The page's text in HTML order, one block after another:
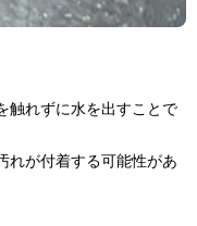
触れずに水を出すことで
れが付着する可能性があ